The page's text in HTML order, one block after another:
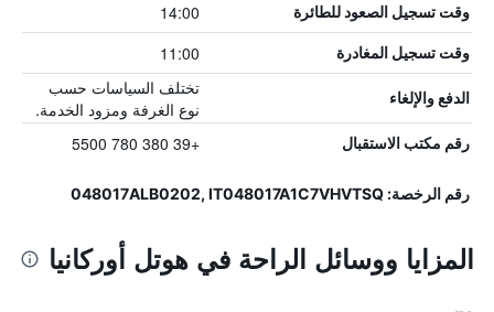
وقت تسجيل الصعود للطائرة 14:00
وقت تسجيل المغادرة 11:00
الدفع والإلغاء
تختلف السياسات حسب
نوع الغرفة ومزود الخدمة.
رقم مكتب الاستقبال +39 380 780 5500
رقم الرخصة: 048017ALB0202, IT048017A1C7VHVTSQ
المزايا ووسائل الراحة في هوتل أوركانيا